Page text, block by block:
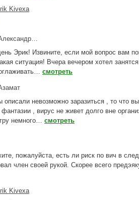
Kivexa
Эрик! Извините, если мой вопрос вам
ситуация! Вчера вечером хотел
смотреть
описали невозможно заразиться , то что
, вирус не живет долго вне
немного… смотреть
пожалуйста, есть ли риск по вич в
член своей рукой. Скорее всего
Kivexa